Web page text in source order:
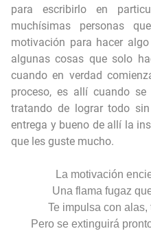
para escribirlo en
muchísimas personas
motivación para hacer
algunas cosas que solo
cuando en verdad
proceso, es allí cuando
tratando de lograr todo
entrega y bueno de allí la
que les guste mucho.
La motivación
Una flama fugaz
Te impulsa con
Pero se extinguirá